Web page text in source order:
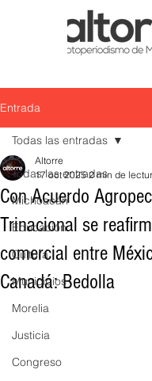
Entrada
Todas las entradas
Michoacán
Educación
Cultura
Municipios
Morelia
Justicia
Congreso
Todas las entradas
Con Acuerdo
Trinacional se
comercial entre
Canadá: Bedolla
Altorre
17 oct 2025 2 min de